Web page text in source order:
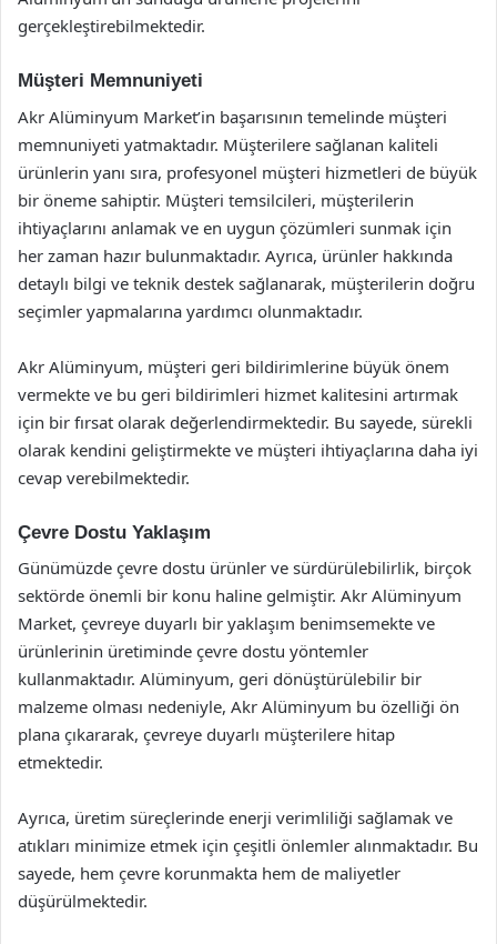
gerçekleştirebilmektedir.
Müşteri Memnuniyeti
Akr Alüminyum Market’in başarısının temelinde müşteri
memnuniyeti yatmaktadır. Müşterilere sağlanan kaliteli
ürünlerin yanı sıra, profesyonel müşteri hizmetleri de büyük
bir öneme sahiptir. Müşteri temsilcileri, müşterilerin
ihtiyaçlarını anlamak ve en uygun çözümleri sunmak için
her zaman hazır bulunmaktadır. Ayrıca, ürünler hakkında
detaylı bilgi ve teknik destek sağlanarak, müşterilerin doğru
seçimler yapmalarına yardımcı olunmaktadır.
Akr Alüminyum, müşteri geri bildirimlerine büyük önem
vermekte ve bu geri bildirimleri hizmet kalitesini artırmak
için bir fırsat olarak değerlendirmektedir. Bu sayede, sürekli
olarak kendini geliştirmekte ve müşteri ihtiyaçlarına daha iyi
cevap verebilmektedir.
Çevre Dostu Yaklaşım
Günümüzde çevre dostu ürünler ve sürdürülebilirlik, birçok
sektörde önemli bir konu haline gelmiştir. Akr Alüminyum
Market, çevreye duyarlı bir yaklaşım benimsemekte ve
ürünlerinin üretiminde çevre dostu yöntemler
kullanmaktadır. Alüminyum, geri dönüştürülebilir bir
malzeme olması nedeniyle, Akr Alüminyum bu özelliği ön
plana çıkararak, çevreye duyarlı müşterilere hitap
etmektedir.
Ayrıca, üretim süreçlerinde enerji verimliliği sağlamak ve
atıkları minimize etmek için çeşitli önlemler alınmaktadır. Bu
sayede, hem çevre korunmakta hem de maliyetler
düşürülmektedir.